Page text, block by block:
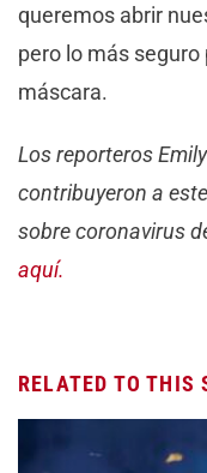
queremos abrir
pero lo más seguro
máscara.
Los reporteros
contribuyeron a
sobre coronavirus
aquí.
RELATED TO THIS